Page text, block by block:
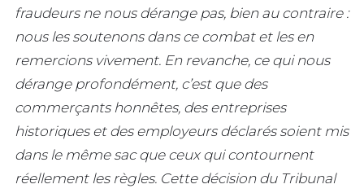
fraudeurs ne nous dérange pas, bien au contraire :
nous les soutenons dans ce combat et les en
remercions vivement. En revanche, ce qui nous
dérange profondément, c’est que des
commerçants honnêtes, des entreprises
historiques et des employeurs déclarés soient mis
dans le même sac que ceux qui contournent
réellement les règles. Cette décision du Tribunal